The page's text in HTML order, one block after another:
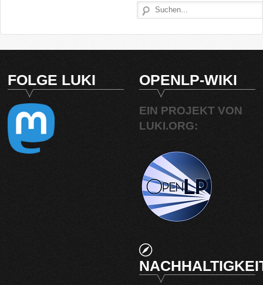
FOLGE LUKI OPENLP-WIKI
EIN PROJEKT VON
LUKI.ORG: